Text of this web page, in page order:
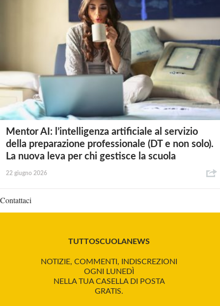
Mentor AI: l’intelligenza artificiale al servizio
della preparazione professionale (DT e non solo).
La nuova leva per chi gestisce la scuola
22 giugno 2026
Contattaci
TUTTOSCUOLANEWS
NOTIZIE, COMMENTI, INDISCREZIONI
OGNI LUNEDÌ
NELLA TUA CASELLA DI POSTA
GRATIS.